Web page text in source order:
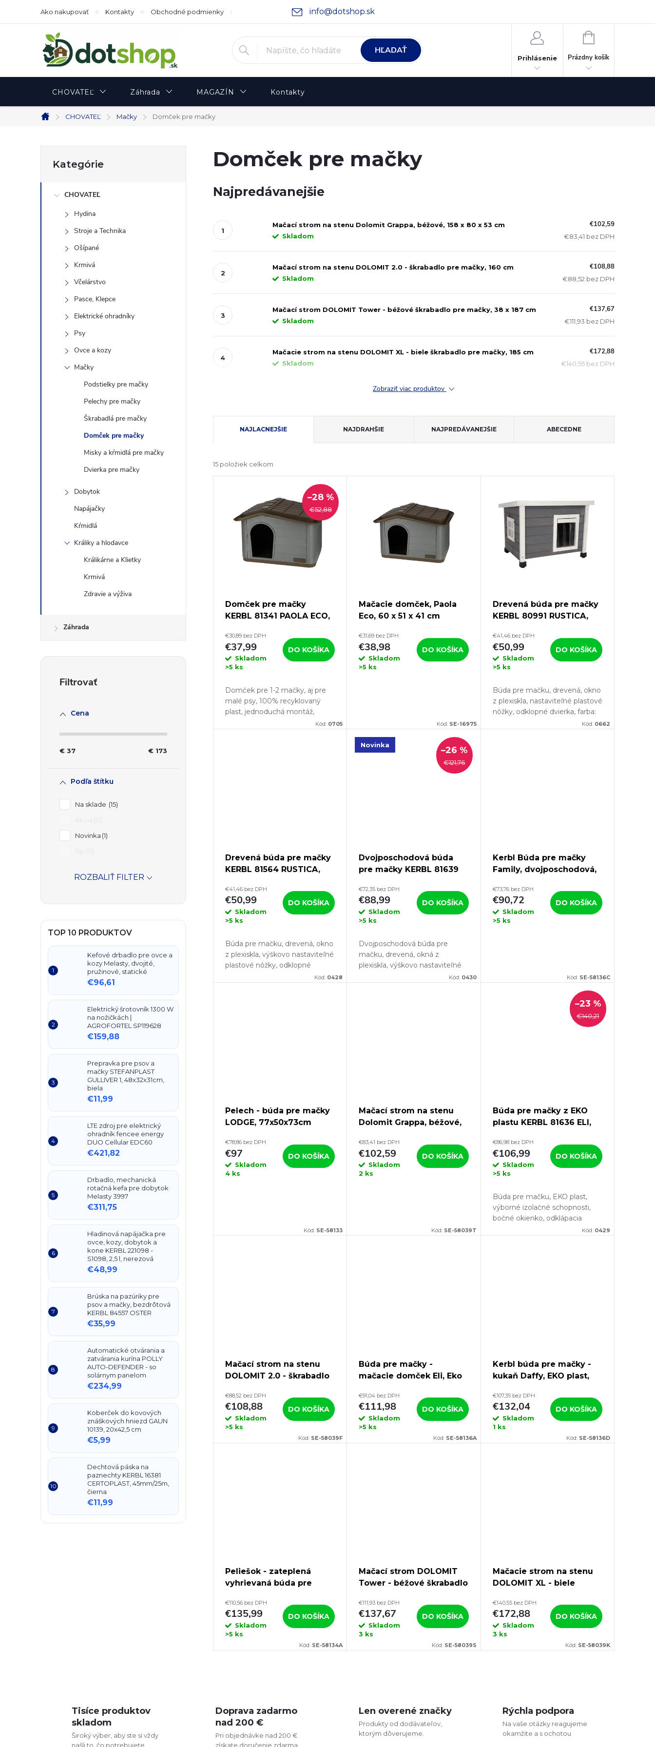
info@dotshop.sk
Ako nakupovať Kontakty Obchodné podmienky Podmienky ochrany osobných údajov
HĽADAŤ
Prihlásenie
NÁKUPNÝ
Prázdny košík
CHOVATEĽ Záhrada MAGAZÍN Kontakty
Domov
CHOVATEĽ Mačky Domček pre mačky
B
o
kategórie
Kategórie
CHOVATEĽ
Hydina
Stroje a Technika
Ošípané
Krmivá
Včelárstvo
Pasce, Klepce
Elektrické ohradníky
Psy
Ovce a kozy
Mačky
Podstielky pre mačky
Pelechy pre mačky
Škrabadlá pre mačky
Domček pre mačky
Misky a kŕmidlá pre mačky
Dvierka pre mačky
Dobytok
Napájačky
Kŕmidlá
Králiky a hlodavce
Králikárne a Klietky
Krmivá
Zdravie a výživa
Záhrada
Cena
€ 37 € 173
Podľa štítku
Na sklade
15
Novinka 1
ROZBALIŤ FILTER
TOP 10 PRODUKTOV
Kefové drbadlo pre ovce a
kozy Melasty, dvojité,
pružinové, statické
€96,61
Elektrický šrotovník 1300 W
na nožičkách |
AGROFORTEL SP119628
€159,88
Prepravka pre psov a
mačky STEFANPLAST
GULLIVER 1, 48x32x31cm,
biela
€11,99
LTE zdroj pre elektrický
ohradník fencee energy
DUO Cellular EDC60
€421,82
Drbadlo, mechanická
rotačná kefa pre dobytok
Melasty 3997
€311,75
Hladinová napájačka pre
ovce, kozy, dobytok a
kone KERBL 221098 -
S1098, 2,5 l, nerezová
€48,99
Brúska na pazúriky pre
psov a mačky, bezdrôtová
KERBL 84557 OSTER
€35,99
Automatické otvárania a
zatvárania kurína POLLY
AUTO-DEFENDER - so
solárnym panelom
€234,99
Koberček do kovových
znáškových hniezd GAUN
10139, 20x42,5 cm
€5,99
Dechtová páska na
paznechty KERBL 16381
CERTOPLAST, 45mm/25m,
čierna
€11,99
Domček pre mačky
Najpredávanejšie
Mačací strom na stenu Dolomit Grappa, béžové, 158 x 80 x 53 cm
Skladom
€102,59
€83,41 bez DPH
Mačací strom na stenu DOLOMIT 2.0 - škrabadlo pre mačky, 160 cm
Skladom
€108,88
€88,52 bez DPH
Mačací strom DOLOMIT Tower - béžové škrabadlo pre mačky, 38 x 187 cm
Skladom
€137,67
€111,93 bez DPH
Mačacie strom na stenu DOLOMIT XL - biele škrabadlo pre mačky, 185 cm
Skladom
€172,88
€140,55 bez DPH
Zobraziť viac produktov
d
NAJLACNEJŠIE NAJDRAHŠIE NAJPREDÁVANEJŠIE ABECEDNE
15 položiek celkom
k
€52,88
–28 %
Domček pre mačky
KERBL 81341 PAOLA ECO,
€30,89 bez DPH
€37,99
Skladom
>5 ks
DO KOŠÍKA
Domček pre 1-2 mačky, aj pre
malé psy, 100% recyklovaný
plast, jednoduchá montáž,
Kód: 0705
Mačacie domček, Paola
Eco, 60 x 51 x 41 cm
€31,69 bez DPH
€38,98
Skladom
>5 ks
DO KOŠÍKA
Kód: SE-16975
Drevená búda pre mačky
KERBL 80991 RUSTICA,
€41,46 bez DPH
€50,99
Skladom
>5 ks
DO KOŠÍKA
Búda pre mačku, drevená, okno
z plexiskla, nastaviteľné plastové
nôžky, odklopné dvierka, farba:
šedá, rozmery: 57 x 45 x 43 cm.
Kód: 0662
Drevená búda pre mačky
KERBL 81564 RUSTICA,
€41,46 bez DPH
€50,99
Skladom
>5 ks
DO KOŠÍKA
Búda pre mačku, drevená, okno
z plexiskla, výškovo nastaviteľné
plastové nôžky, odklopné
dvierka, rozmery: 57 x 45 x 43
Kód: 0428
Novinka
€121,76
–26 %
Dvojposchodová búda
pre mačky KERBL 81639
€72,35 bez DPH
€88,99
Skladom
>5 ks
DO KOŠÍKA
Dvojposchodová búda pre
mačku, drevená, okná z
plexiskla, výškovo nastaviteľné
Kód: 0430
Kerbl Búda pre mačky
Family, dvojposchodová,
€73,76 bez DPH
€90,72
Skladom
>5 ks
DO KOŠÍKA
Kód: SE-58136C
Pelech - búda pre mačky
LODGE, 77x50x73cm
€78,86 bez DPH
€97
Skladom
4 ks
DO KOŠÍKA
Kód: SE-58133
Mačací strom na stenu
Dolomit Grappa, béžové,
€83,41 bez DPH
€102,59
Skladom
2 ks
DO KOŠÍKA
Kód: SE-58039T
€140,21
–23 %
Búda pre mačky z EKO
plastu KERBL 81636 ELI,
€86,98 bez DPH
€106,99
Skladom
>5 ks
DO KOŠÍKA
Búda pre mačku, EKO plast,
výborné izolačné schopnosti,
bočné okienko, odklápacia
Kód: 0429
Mačací strom na stenu
DOLOMIT 2.0 - škrabadlo
€88,52 bez DPH
€108,88
Skladom
>5 ks
DO KOŠÍKA
Kód: SE-58039F
Búda pre mačky -
mačacie domček Eli, Eko
€91,04 bez DPH
€111,98
Skladom
>5 ks
DO KOŠÍKA
Kód: SE-58136A
Kerbl búda pre mačky -
kukaň Daffy, EKO plast,
€107,35 bez DPH
€132,04
Skladom
1 ks
DO KOŠÍKA
Kód: SE-58136D
Peliešok - zateplená
vyhrievaná búda pre
€110,56 bez DPH
€135,99
Skladom
>5 ks
DO KOŠÍKA
Kód: SE-58134A
Mačací strom DOLOMIT
Tower - béžové škrabadlo
€111,93 bez DPH
€137,67
Skladom
3 ks
DO KOŠÍKA
Kód: SE-58039S
Mačacie strom na stenu
DOLOMIT XL - biele
cm
€140,55 bez DPH
€172,88
Skladom
3 ks
DO KOŠÍKA
Kód: SE-58039K
v
l
Tisíce produktov
skladom
Široký výber, aby ste si vždy
našli to, čo potrebujete.
Doprava zadarmo
nad 200 €
Pri objednávke nad 200 €
získate doručenie zdarma
Len overené značky
Produkty od dodávateľov,
ktorým dôverujeme.
Rýchla podpora
Na vaše otázky reagujeme
okamžite a s ochotou